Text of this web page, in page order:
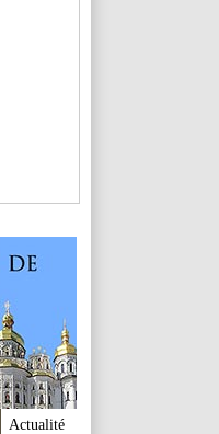
Actualité